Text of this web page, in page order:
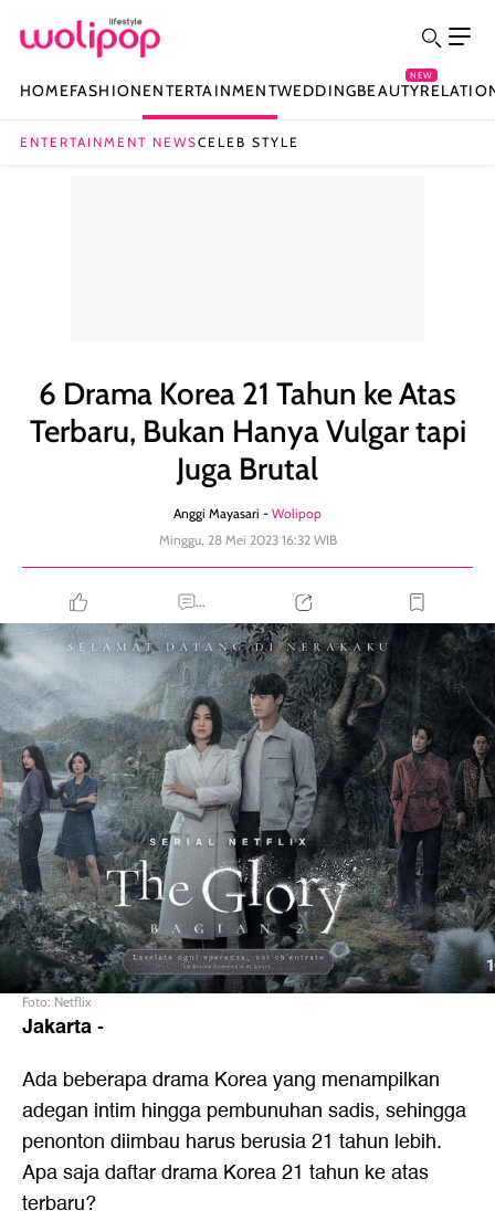
HOMEFASHIONENTERTAINMENTWEDDINGBEAUTY
NEW
ENTERTAINMENT NEWSCELEB STYLE
6 Drama Korea 21 Tahun ke Atas
Terbaru, Bukan Hanya Vulgar tapi
Juga Brutal
Anggi Mayasari - Wolipop
Minggu, 28 Mei 2023 16:32 WIB
...
Foto: Netflix
Jakarta-
Ada beberapa drama Korea yang menampilkan
adegan intim hingga pembunuhan sadis, sehingga
penonton diimbau harus berusia 21 tahun lebih.
Apa saja daftar drama Korea 21 tahun ke atas
terbaru?